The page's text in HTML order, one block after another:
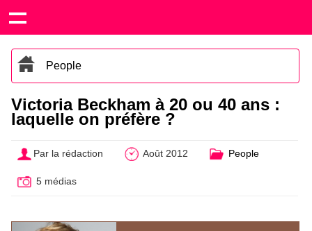
People
Victoria Beckham à 20 ou 40 ans :
laquelle on préfère ?
Par la rédaction Août 2012 People
5 médias